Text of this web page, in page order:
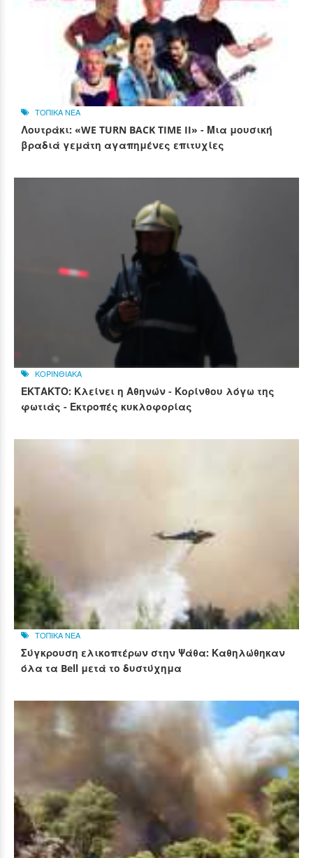
ΤΟΠΙΚΑ ΝΕΑ
Λουτράκι: «WE TURN BACK TIME II» - Μια μουσική
βραδιά γεμάτη αγαπημένες επιτυχίες
ΚΟΡΙΝΘΙΑΚΑ
ΕΚΤΑΚΤΟ: Κλείνει η Αθηνών - Κορίνθου λόγω της
φωτιάς - Εκτροπές κυκλοφορίας
ΤΟΠΙΚΑ ΝΕΑ
Σύγκρουση ελικοπτέρων στην Ψάθα: Καθηλώθηκαν
όλα τα Bell μετά το δυστύχημα